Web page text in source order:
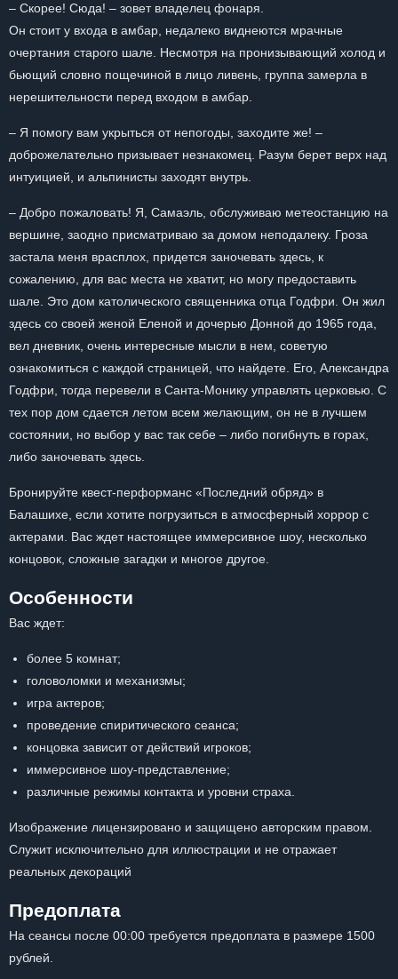
– Скорее! Сюда! – зовет владелец фонаря.
Он стоит у входа в амбар, недалеко виднеются мрачные
очертания старого шале. Несмотря на пронизывающий холод и
бьющий словно пощечиной в лицо ливень, группа замерла в
нерешительности перед входом в амбар.
– Я помогу вам укрыться от непогоды, заходите же! –
доброжелательно призывает незнакомец. Разум берет верх над
интуицией, и альпинисты заходят внутрь.
– Добро пожаловать! Я, Самаэль, обслуживаю метеостанцию на
вершине, заодно присматриваю за домом неподалеку. Гроза
застала меня врасплох, придется заночевать здесь, к
сожалению, для вас места не хватит, но могу предоставить
шале. Это дом католического священника отца Годфри. Он жил
здесь со своей женой Еленой и дочерью Донной до 1965 года,
вел дневник, очень интересные мысли в нем, советую
ознакомиться с каждой страницей, что найдете. Его, Александра
Годфри, тогда перевели в Санта-Монику управлять церковью. С
тех пор дом сдается летом всем желающим, он не в лучшем
состоянии, но выбор у вас так себе – либо погибнуть в горах,
либо заночевать здесь.
Бронируйте квест-перформанс «Последний обряд» в
Балашихе, если хотите погрузиться в атмосферный хоррор с
актерами. Вас ждет настоящее иммерсивное шоу, несколько
концовок, сложные загадки и многое другое.
Особенности
Вас ждет:
более 5 комнат;
головоломки и механизмы;
игра актеров;
проведение спиритического сеанса;
концовка зависит от действий игроков;
иммерсивное шоу-представление;
различные режимы контакта и уровни страха.
Изображение лицензировано и защищено авторским правом.
Служит исключительно для иллюстрации и не отражает
реальных декораций
Предоплата
На сеансы после 00:00 требуется предоплата в размере 1500
рублей.